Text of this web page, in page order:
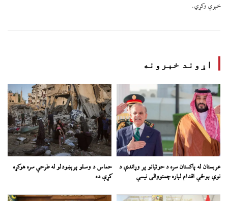
خبرې وکړي.
اړوند خبرونه
عربستان له پاکستان سره د حوثیانو پر وړاندې د
نوي پوځي اقدام لپاره چمتووالی نیسي
حماس د وسلو پرېښودلو له طرحې سره هوکړه
کړې ده